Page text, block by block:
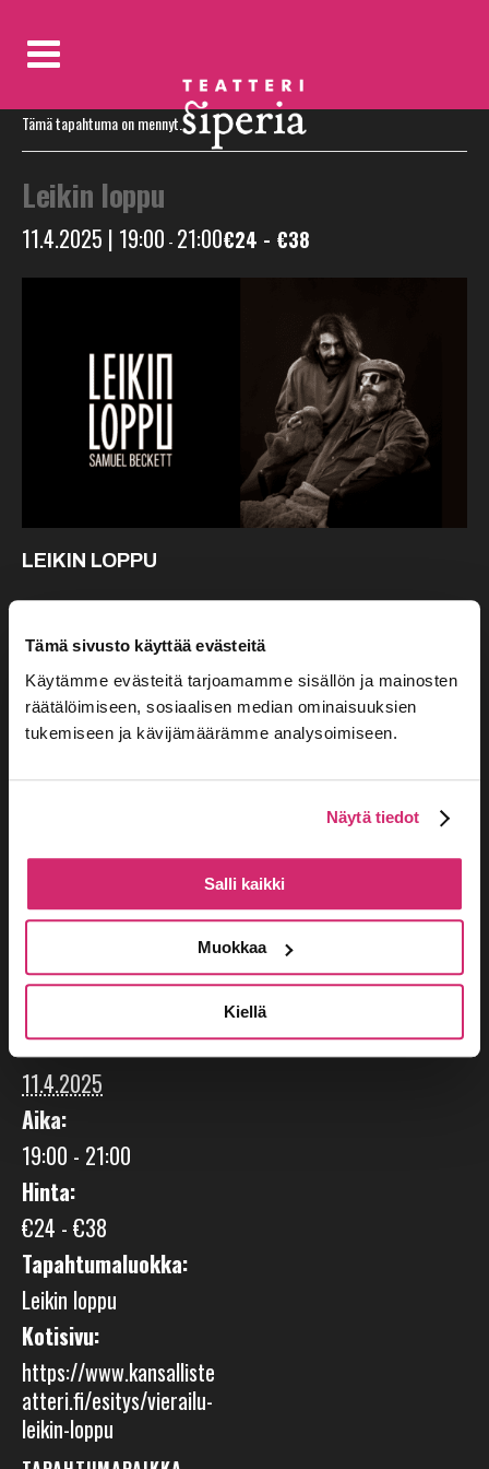
Tämä sivusto käyttää evästeitä
Käytämme evästeitä tarjoamamme sisällön ja mainosten
räätälöimiseen, sosiaalisen median ominaisuuksien
tukemiseen ja kävijämäärämme analysoimiseen.
Näytä tiedot
Salli kaikki
Muokkaa
Kiellä
Tämä tapahtuma on mennyt.
Leikin loppu
11.4.2025 | 19:00 - 21:00€24 - €38
LEIKIN LOPPU
Siperian 20-vuotis juhlavuoden ohjelmiston
kevään ensi-ilta. Esitykset ajalla 8.4.-26.4.2025
Kansallisteatterin Maalaamosalissa.
Lisää kalenteriin
Päivämäärä:
11.4.2025
Aika:
19:00 - 21:00
Hinta:
€24 - €38
Tapahtumaluokka:
Leikin loppu
Kotisivu:
https://www.kansalliste
atteri.fi/esitys/vierailu-
leikin-loppu
JÄRJESTÄJÄ
Kansallisteatteri